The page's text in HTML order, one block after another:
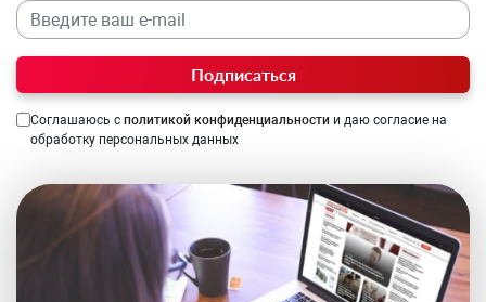
Подписаться
Соглашаюсь с политикой конфиденциальности и даю согласие на
обработку персональных данных